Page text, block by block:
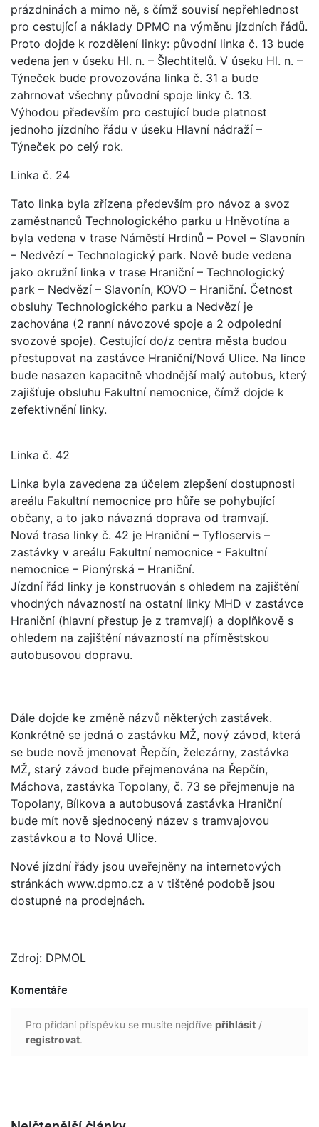
prázdninách a mimo ně, s čímž souvisí nepřehlednost
pro cestující a náklady DPMO na výměnu jízdních řádů.
Proto dojde k rozdělení linky: původní linka č. 13 bude
vedena jen v úseku Hl. n. – Šlechtitelů. V úseku Hl. n. –
Týneček bude provozována linka č. 31 a bude
zahrnovat všechny původní spoje linky č. 13.
Výhodou především pro cestující bude platnost
jednoho jízdního řádu v úseku Hlavní nádraží –
Týneček po celý rok.
Linka č. 24
Tato linka byla zřízena především pro návoz a svoz
zaměstnanců Technologického parku u Hněvotína a
byla vedena v trase Náměstí Hrdinů – Povel – Slavonín
– Nedvězí – Technologický park. Nově bude vedena
jako okružní linka v trase Hraniční – Technologický
park – Nedvězí – Slavonín, KOVO – Hraniční. Četnost
obsluhy Technologického parku a Nedvězí je
zachována (2 ranní návozové spoje a 2 odpolední
svozové spoje). Cestující do/z centra města budou
přestupovat na zastávce Hraniční/Nová Ulice. Na lince
bude nasazen kapacitně vhodnější malý autobus, který
zajišťuje obsluhu Fakultní nemocnice, čímž dojde k
zefektivnění linky.
Linka č. 42
Linka byla zavedena za účelem zlepšení dostupnosti
areálu Fakultní nemocnice pro hůře se pohybující
občany, a to jako návazná doprava od tramvají.
Nová trasa linky č. 42 je Hraniční – Tyfloservis –
zastávky v areálu Fakultní nemocnice - Fakultní
nemocnice – Pionýrská – Hraniční.
Jízdní řád linky je konstruován s ohledem na zajištění
vhodných návazností na ostatní linky MHD v zastávce
Hraniční (hlavní přestup je z tramvají) a doplňkově s
ohledem na zajištění návazností na příměstskou
autobusovou dopravu.
Dále dojde ke změně názvů některých zastávek.
Konkrétně se jedná o zastávku MŽ, nový závod, která
se bude nově jmenovat Řepčín, železárny, zastávka
MŽ, starý závod bude přejmenována na Řepčín,
Máchova, zastávka Topolany, č. 73 se přejmenuje na
Topolany, Bílkova a autobusová zastávka Hraniční
bude mít nově sjednocený název s tramvajovou
zastávkou a to Nová Ulice.
Nové jízdní řády jsou uveřejněny na internetových
stránkách www.dpmo.cz a v tištěné podobě jsou
dostupné na prodejnách.
Zdroj: DPMOL
Komentáře
Pro přidání příspěvku se musíte nejdříve přihlásit /
registrovat.